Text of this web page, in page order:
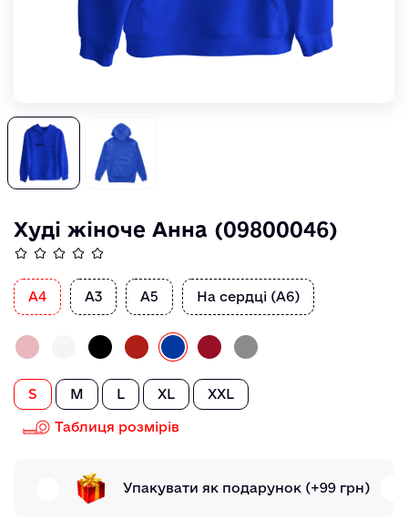
Худі жіноче Анна (09800046)
А4 А3 А5 На сердці (А6)
S M L XL XXL
Таблиця розмірів
Упакувати як подарунок (+99 грн)